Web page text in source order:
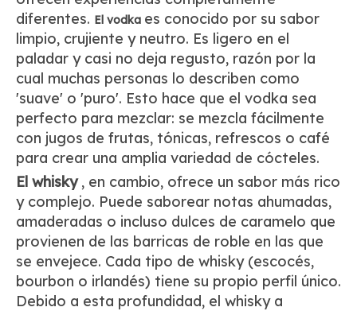
diferentes. El vodka es conocido por su sabor
limpio, crujiente y neutro. Es ligero en el
paladar y casi no deja regusto, razón por la
cual muchas personas lo describen como
'suave' o 'puro'. Esto hace que el vodka sea
perfecto para mezclar: se mezcla fácilmente
con jugos de frutas, tónicas, refrescos o café
para crear una amplia variedad de cócteles.
El whisky, en cambio, ofrece un sabor más rico
y complejo. Puede saborear notas ahumadas,
amaderadas o incluso dulces de caramelo que
provienen de las barricas de roble en las que
se envejece. Cada tipo de whisky (escocés,
bourbon o irlandés) tiene su propio perfil único.
Debido a esta profundidad, el whisky a